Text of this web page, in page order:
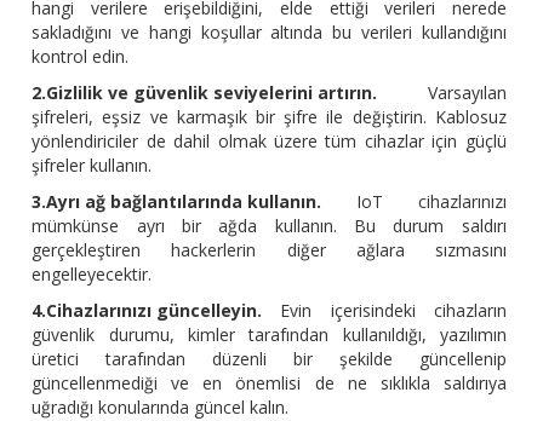
hangi verilere erişebildiğini, elde ettiği verileri nerede
sakladığını ve hangi koşullar altında bu verileri kullandığını
kontrol edin.
2.Gizlilik ve güvenlik seviyelerini artırın. Varsayılan
şifreleri, eşsiz ve karmaşık bir şifre ile değiştirin. Kablosuz
yönlendiriciler de dahil olmak üzere tüm cihazlar için güçlü
şifreler kullanın.
3.Ayrı ağ bağlantılarında kullanın. IoT cihazlarınızı
mümkünse ayrı bir ağda kullanın. Bu durum saldırı
gerçekleştiren hackerlerin diğer ağlara sızmasını
engelleyecektir.
4.Cihazlarınızı güncelleyin. Evin içerisindeki cihazların
güvenlik durumu, kimler tarafından kullanıldığı, yazılımın
üretici tarafından düzenli bir şekilde güncellenip
güncellenmediği ve en önemlisi de ne sıklıkla saldırıya
uğradığı konularında güncel kalın.